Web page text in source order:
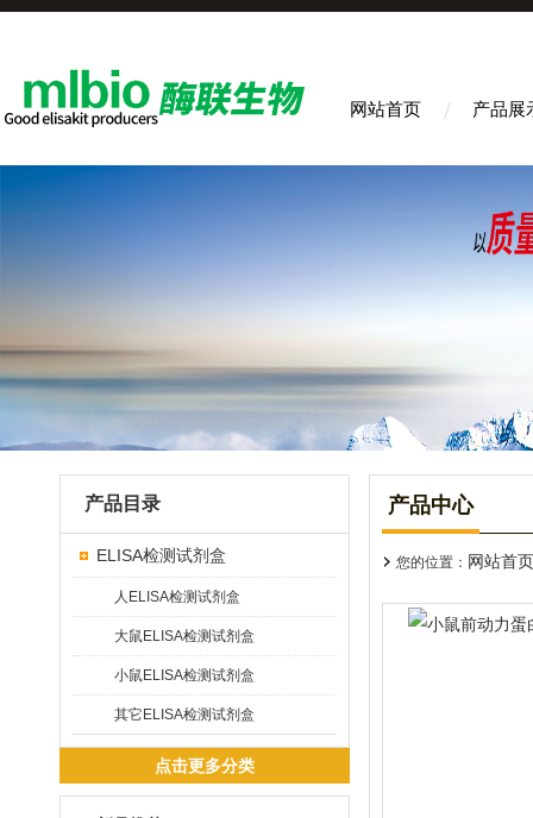
网站首页 产品展
产品目录
ELISA检测试剂盒
人ELISA检测试剂盒
大鼠ELISA检测试剂盒
小鼠ELISA检测试剂盒
其它ELISA检测试剂盒
点击更多分类
产品中心
您的位置： 网站首页